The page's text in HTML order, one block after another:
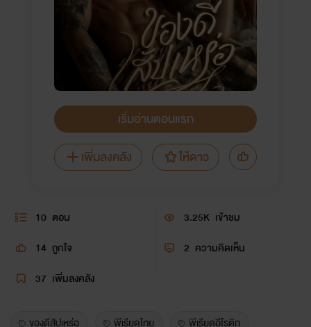
เริ่มอ่านตอนแรก
เพิ่มลงคลัง
ให้ดาว
10 ตอน 3.25K เข้าชม
14 ถูกใจ 2 ความคิดเห็น
37 เพิ่มลงคลัง
ของดีสัปเหร่อ พีเรียดไทย พีเรียดอีโรติก